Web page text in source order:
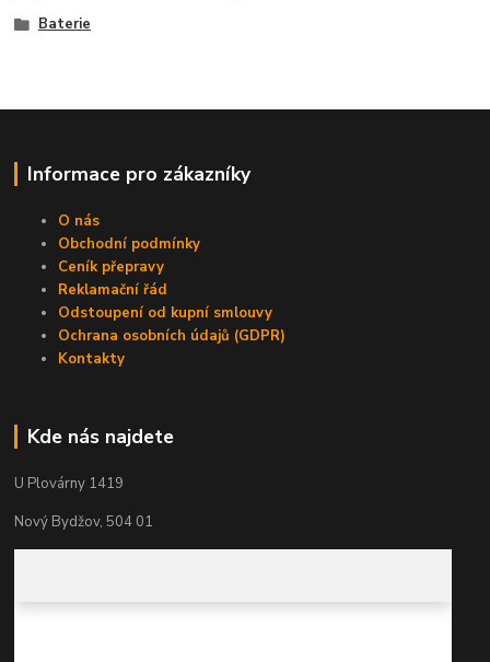
Baterie
Informace pro zákazníky
O nás
Obchodní podmínky
Ceník přepravy
Reklamační řád
Odstoupení od kupní smlouvy
Ochrana osobních údajů (GDPR)
Kontakty
Kde nás najdete
U Plovárny 1419
Nový Bydžov, 504 01